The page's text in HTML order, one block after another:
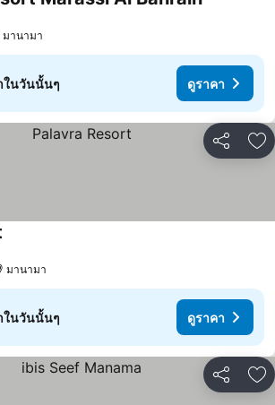
มานามา
ในวันนั้นๆ ดูราคา
แชร์ เ
มานามา
ในวันนั้นๆ ดูราคา
แชร์ เ